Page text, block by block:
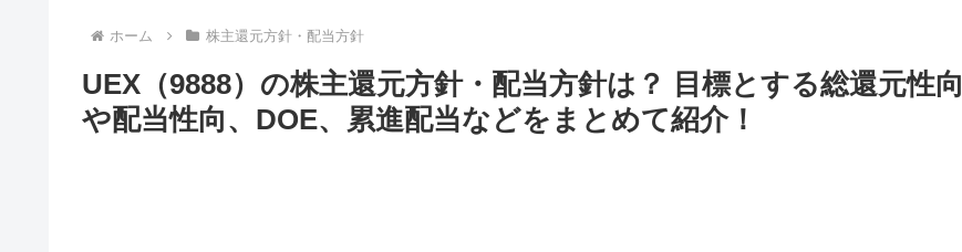
ホーム 株主還元方針・配当方針
UEX（9888）の株主還元方針・配当方針は？ 目標とする総還元性向
や配当性向、DOE、累進配当などをまとめて紹介！